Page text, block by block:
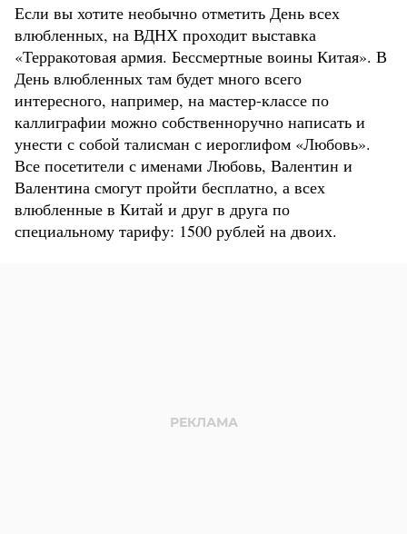
Если вы хотите необычно отметить День всех
влюбленных, на ВДНХ проходит выставка
«Терракотовая армия. Бессмертные воины Китая». В
День влюбленных там будет много всего
интересного, например, на мастер-классе по
каллиграфии можно собственноручно написать и
унести с собой талисман с иероглифом «Любовь».
Все посетители с именами Любовь, Валентин и
Валентина смогут пройти бесплатно, а всех
влюбленные в Китай и друг в друга по
специальному тарифу: 1500 рублей на двоих.